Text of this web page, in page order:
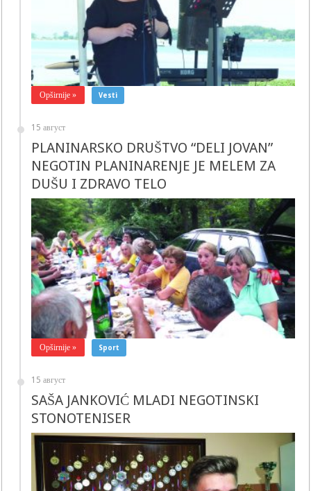
Opširnije » Vesti
15 август
PLANINARSKO DRUŠTVO “DELI JOVAN”
NEGOTIN PLANINARENJE JE MELEM ZA
DUŠU I ZDRAVO TELO
Opširnije » Sport
15 август
SAŠA JANKOVIĆ MLADI NEGOTINSKI
STONOTENISER